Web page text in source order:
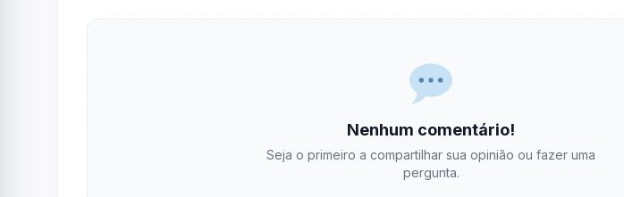
Nenhum comentário!
Seja o primeiro a compartilhar sua opinião ou fazer uma
pergunta.